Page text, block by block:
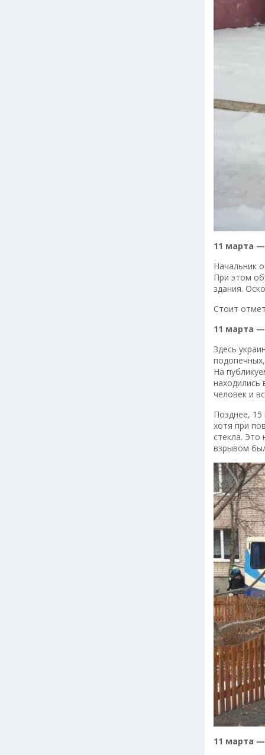
11 марта
Начальник
При этом
здания.
Стоит
11 марта
Здесь
На
человек и
Позднее,
хотя при
стекла.
взрывом
11 марта